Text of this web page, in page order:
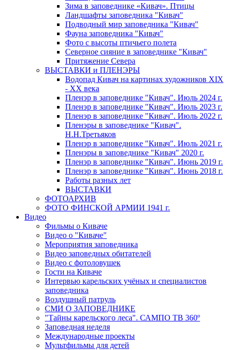
Зима в заповеднике «Кивач». Птицы
Ландшафты заповедника "Кивач"
Подводный мир заповедника "Кивач"
Фауна заповедника "Кивач"
Фото с высоты птичьего полета
Северное сияние в заповеднике "Кивач"
Притяжение Севера
ВЫСТАВКИ и ПЛЕНЭРЫ
Водопад Кивач на картинах художников XIX
- XX века
Пленэр в заповеднике "Кивач". Июль 2024 г.
Пленэр в заповеднике "Кивач". Июль 2023 г.
Пленэр в заповеднике "Кивач". Июль 2022 г.
Пленэры в заповеднике "Кивач".
Н.Н.Третьяков
Пленэр в заповеднике "Кивач". Июль 2021 г.
Пленэры в заповеднике "Кивач" 2020 г.
Пленэр в заповеднике "Кивач". Июнь 2019 г.
Пленэр в заповеднике "Кивач". Июнь 2018 г.
Работы разных лет
ВЫСТАВКИ
ФОТОАРХИВ
ФОТО ФИНСКОЙ АРМИИ 1941 г.
Видео
Фильмы о Киваче
Видео о "Киваче"
Мероприятия заповедника
Видео заповедных обитателей
Видео с фотоловушек
Гости на Киваче
Интервью карельских учёных и специалистов
заповедника
Воздушный патруль
СМИ О ЗАПОВЕДНИКЕ
"Тайны карельского леса". САМПО ТВ 360º
Заповедная неделя
Международные проекты
Мультфильмы для детей